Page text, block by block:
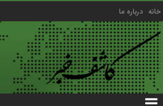
خانه درباره ما